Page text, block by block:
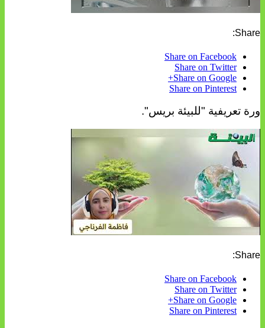
Share:
Share on Facebook
Share on Twitter
Share on Google+
Share on Pinterest
ورة تعريفية "للبيئة بريس".
Share:
Share on Facebook
Share on Twitter
Share on Google+
Share on Pinterest